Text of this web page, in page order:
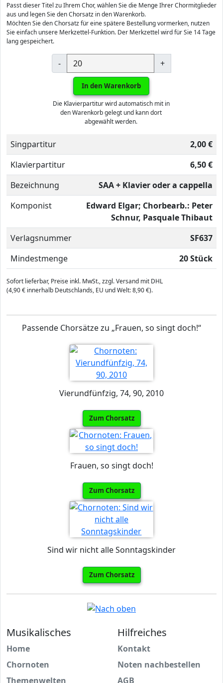
Passt dieser Titel zu Ihrem Chor, wählen Sie die Menge Ihrer Chormitglieder
aus und legen Sie den Chorsatz in den Warenkorb.
Möchten Sie den Chorsatz für eine spätere Bestellung vormerken, nutzen
Sie einfach unsere Merkzettel-Funktion. Der Merkzettel wird für Sie 14 Tage
lang gespeichert.
- +
In den Warenkorb
Die Klavierpartitur wird automatisch mit in
den Warenkorb gelegt und kann dort
abgewählt werden.
Singpartitur
2,00 €
Klavierpartitur
6,50 €
Bezeichnung
SAA + Klavier oder a cappella
Komponist
Edward Elgar; Chorbearb.: Peter
Schnur, Pasquale Thibaut
Verlagsnummer
SF637
Mindestmenge
20 Stück
Sofort lieferbar, Preise inkl. MwSt., zzgl. Versand mit DHL
(4,90 € innerhalb Deutschlands, EU und Welt: 8,90 €).
Passende Chorsätze zu „Frauen, so singt doch!“
Vierundfünfzig, 74, 90, 2010
Zum Chorsatz
Frauen, so singt doch!
Zum Chorsatz
Sind wir nicht alle Sonntagskinder
Zum Chorsatz
Musikalisches
Home
Chornoten
Themenwelten
Hilfreiches
Kontakt
Noten nachbestellen
AGB